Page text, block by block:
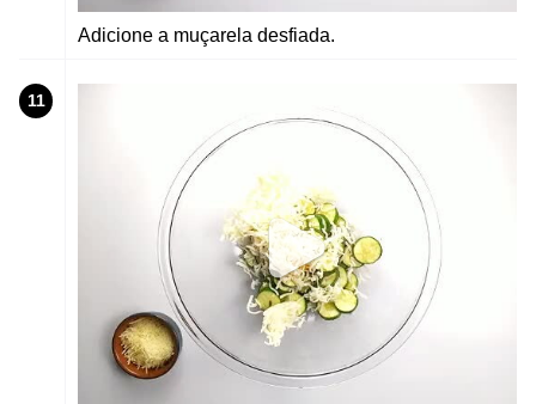
Adicione a muçarela desfiada.
11